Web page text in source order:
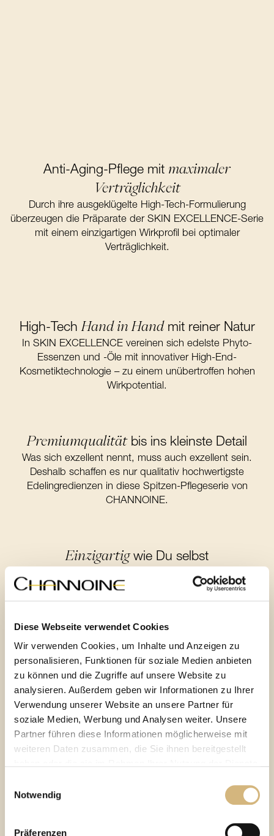
Diese Webseite verwendet Cookies
Wir verwenden Cookies, um Inhalte und Anzeigen zu
personalisieren, Funktionen für soziale Medien anbieten
zu können und die Zugriffe auf unsere Website zu
analysieren. Außerdem geben wir Informationen zu Ihrer
Verwendung unserer Website an unsere Partner für
soziale Medien, Werbung und Analysen weiter. Unsere
Partner führen diese Informationen möglicherweise mit
weiteren Daten zusammen, die Sie ihnen bereitgestellt
und im
mehr darüber, wer wir sind, wie Sie uns
Notwendig
Präferenzen
Anti-Aging-Pflege mit maximaler
Verträglichkeit
Durch ihre ausgeklügelte High-Tech-Formulierung
überzeugen die Präparate der SKIN EXCELLENCE-Serie
mit einem einzigartigen Wirkprofil bei optimaler
Verträglichkeit.
High-TechHand in Handmit reiner Natur
In SKIN EXCELLENCE vereinen sich edelste Phyto-
Essenzen und -Öle mit innovativer High-End-
Kosmetiktechnologie – zu einem unübertroffen hohen
Wirkpotential.
Premiumqualitätbis ins kleinste Detail
Was sich exzellent nennt, muss auch exzellent sein.
Deshalb schaffen es nur qualitativ hochwertigste
Edelingredienzen in diese Spitzen-Pflegeserie von
CHANNOINE.
Einzigartigwie Du selbst
den Synergieeffekten mit der Komplementärserie
SPECIAL SUPPLEMENTS. Deshalb eignen sich alle
Systempflege, bei der sich alle Wirksubstanzen
gegenseitig ergänzen und steigern. Für strahlende
Augenblicke Tag für Tag.
CHANNOINE SKIN EXCELLENCE
Wertvoll für dienatürliche Schönheit
Deiner Haut
Ein einmaliges Pflegeerlebnis